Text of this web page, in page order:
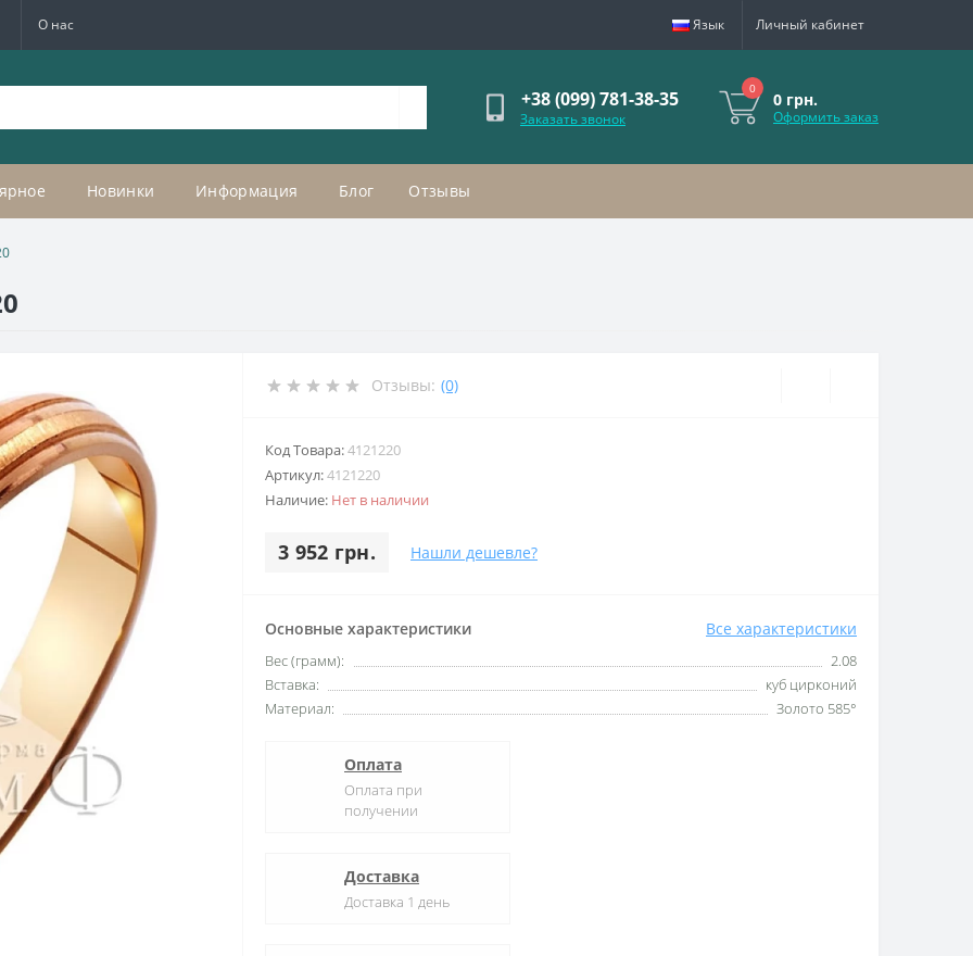
О нас Язык Личный кабинет
+38 (099) 781-38-35
Заказать звонок
0
0 грн.
Оформить заказ
Новинки Информация Блог Отзывы
Отзывы: (0)
Код Товара:4121220
Артикул:4121220
Наличие: Нет в наличии
3 952 грн. Нашли дешевле?
Основные характеристики Все характеристики
Вес (грамм):
2.08
Вставка:
куб цирконий
Материал:
Золото 585°
Оплата
Оплата при
получении
Доставка
Доставка 1 день